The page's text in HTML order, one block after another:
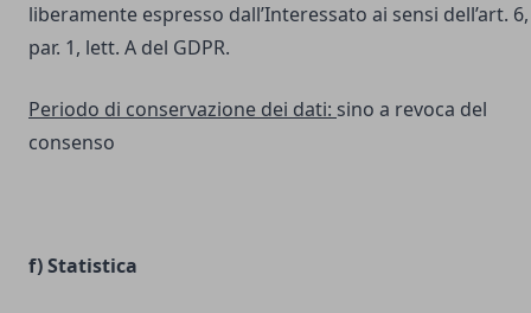
liberamente espresso dall’Interessato ai sensi dell’art. 6,
par. 1, lett. A del GDPR.
Periodo di conservazione dei dati: sino a revoca del
consenso
f) Statistica